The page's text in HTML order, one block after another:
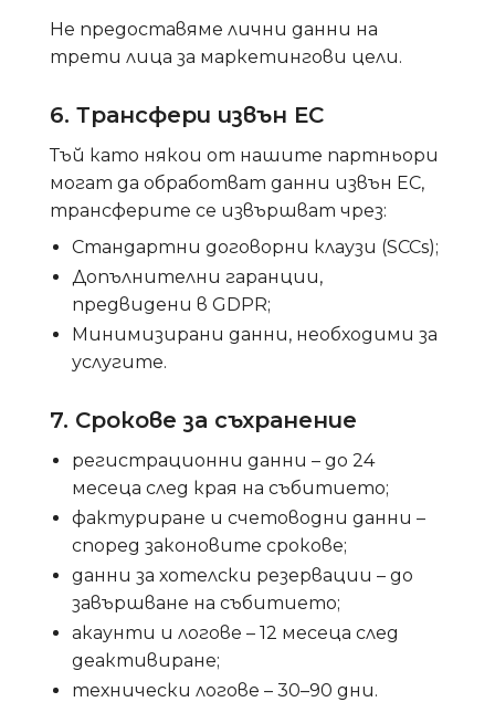
Не предоставяме лични данни на
трети лица за маркетингови цели.
6. Трансфери извън ЕС
Тъй като някои от нашите партньори
могат да обработват данни извън ЕС,
трансферите се извършват чрез:
Стандартни договорни клаузи (SCCs);
Допълнителни гаранции,
предвидени в GDPR;
Минимизирани данни, необходими за
услугите.
7. Срокове за съхранение
регистрационни данни – до 24
месеца след края на събитието;
фактуриране и счетоводни данни –
според законовите срокове;
данни за хотелски резервации – до
завършване на събитието;
акаунти и логове – 12 месеца след
деактивиране;
технически логове – 30–90 дни.